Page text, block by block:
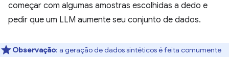
começar com algumas amostras escolhidas a dedo e
pedir que um LLM aumente seu conjunto de dados.
Observação: a geração de dados sintéticos é feita comumente